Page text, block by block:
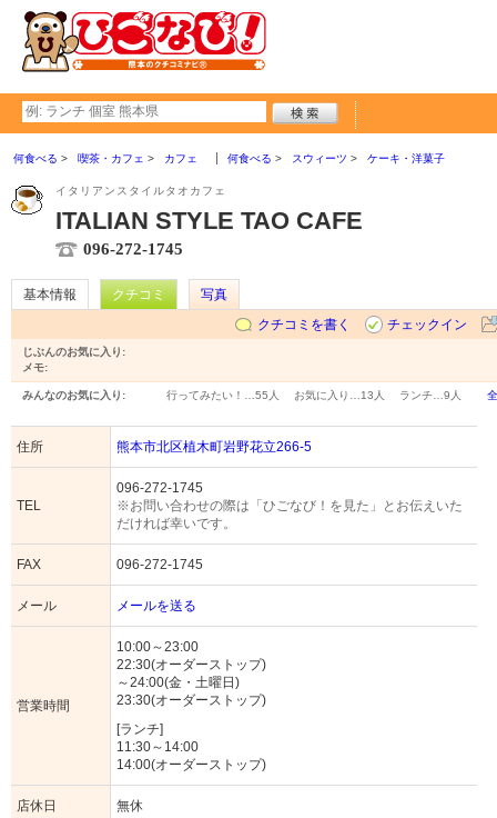
何食べる 喫茶・カフェ カフェ 何食べる スウィーツ ケーキ・洋菓子
イタリアンスタイルタオカフェ
ITALIAN STYLE TAO CAFE
096-272-1745
基本情報 クチコミ
写真
クチコミを書く
チェックイン
じぶんのお気に入り:
メモ:
みんなのお気に入り: 行ってみたい！… 55人 お気に入り… 13人 ランチ… 9人
住所 熊本市北区植木町岩野花立266-5
TEL
096-272-1745
※お問い合わせの際は「ひごなび！を見た」とお伝えいた
だければ幸いです。
FAX 096-272-1745
メール メールを送る
営業時間
10:00～23:00
22:30(オーダーストップ)
～24:00(金・土曜日)
23:30(オーダーストップ)
[ランチ]
11:30～14:00
14:00(オーダーストップ)
店休日 無休